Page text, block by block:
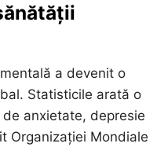
a devenit o
Statisticile arată o
anxietate, depresie
Organizației Mondiale